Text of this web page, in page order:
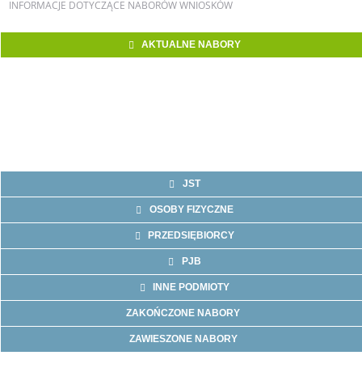
INFORMACJE DOTYCZĄCE NABORÓW WNIOSKÓW
AKTUALNE NABORY
JST
OSOBY FIZYCZNE
PRZEDSIĘBIORCY
PJB
INNE PODMIOTY
ZAKOŃCZONE NABORY
ZAWIESZONE NABORY